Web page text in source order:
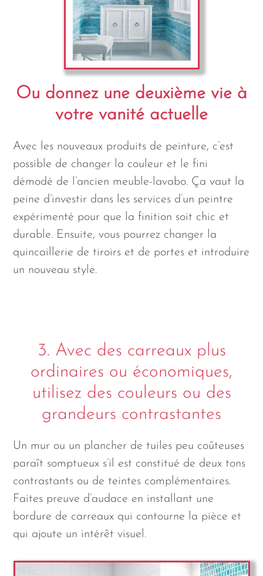
Ou donnez une deuxième vie à
votre vanité actuelle
Avec les nouveaux produits de peinture, c’est
possible de changer la couleur et le fini
démodé de l’ancien meuble-lavabo. Ça vaut la
peine d’investir dans les services d’un peintre
expérimenté pour que la finition soit chic et
durable. Ensuite, vous pourrez changer la
quincaillerie de tiroirs et de portes et introduire
un nouveau style.
3. Avec des carreaux plus
ordinaires ou économiques,
utilisez des couleurs ou des
grandeurs contrastantes
Un mur ou un plancher de tuiles peu coûteuses
paraît somptueux s’il est constitué de deux tons
contrastants ou de teintes complémentaires.
Faites preuve d’audace en installant une
bordure de carreaux qui contourne la pièce et
qui ajoute un intérêt visuel.